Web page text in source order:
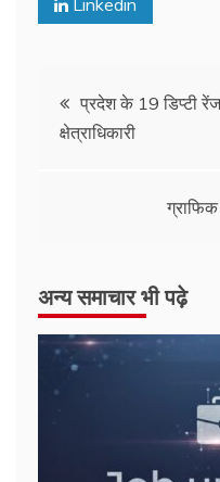
Linkedin
Post
navigation
प्रदेश के 19 डिप्टी
क्षेत्राधिकारी
ग्राफिक
अन्य समाचार भी पढ़े